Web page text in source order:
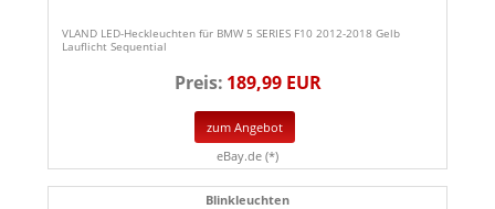
VLAND LED-Heckleuchten für BMW 5 SERIES F10 2012-2018 Gelb
Lauflicht Sequential
Preis: 189,99 EUR
zum Angebot
eBay.de (*)
Blinkleuchten